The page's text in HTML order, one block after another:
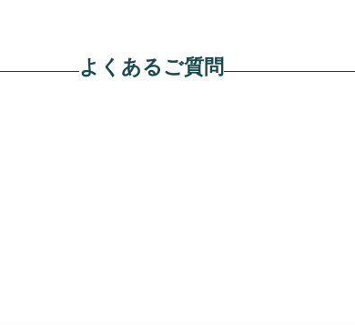
よくあるご質問